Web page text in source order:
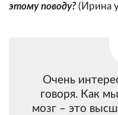
этому поводу?(Ирина
Очень
говоря. Как
мозг – это